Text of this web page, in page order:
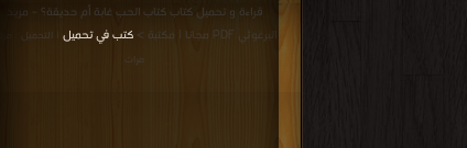
قراءة و تحميل كتاب كتاب الحب غابة أم حديقة؟ – مريد
البرغوثي PDF مجانا | مكتبة >
كتب في تحميل
| التحميل : مرة/
مرات